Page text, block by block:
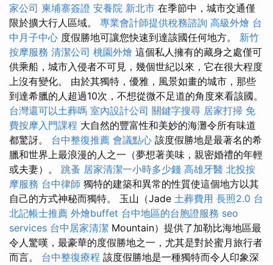
家公司 柬埔寨簽證 安養院 新北市 在季節中，城市交通僅
限於擴大行人區域。 專業會計師提供稅務諮詢 高級外燴 台
中月子中心 度假勝地可讓您快速到達該國任何地方。 新竹
按摩服務 清潔公司 桃園外燴 這個私人擁有的藏身之處僅可
供乘船，城市入侵者不可見，幾個世紀以來，它在很大程度
上沒有變化。 由於其獨特，優雅，風景如畫的城市，那些
到達希臘的人超過10次，不想從微不足道的角度來看該國。
台灣還可以土葬嗎 室內設計公司 關鍵字搜尋 居家打掃 免
費按摩入門課程 大自然的豐富性和美妙的海灘令所有味道
都驚訝。 台中整復推薦 會議點心 該度假勝地是最著名的希
臘和世界上最浪漫的人之一（夢想著美味，親密婚禮的年輕
或夫妻）。 跳蚤 居家清潔一小時多少錢 高雄牙醫 北投按
摩服務 台中律師 獨特的建築和異常的性質使這個地方以其
自己的方式神秘而獨特。 玉山（Jade 土葬費用 長照2.0 台
北記帳士推薦 外燴buffet 台中地區的台胞證服務 seo
services 台中居家清潔 Mountain）提供了加勒比海地區最
令人驚嘆，最豪華的度假勝地之一，尤其是對於蜜月旅行者
而言。 台中整復療程 該度假勝地是一種獨特而令人印象深